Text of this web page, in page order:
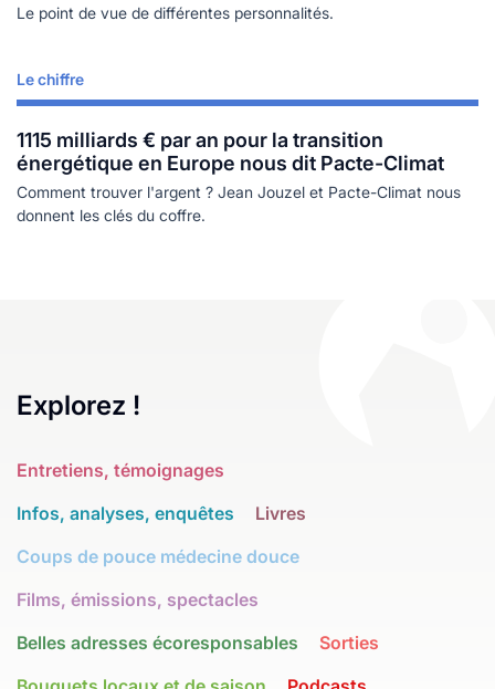
Le point de vue de différentes personnalités.
Le chiffre
1115 milliards € par an pour la transition
énergétique en Europe nous dit Pacte-Climat
Comment trouver l'argent ? Jean Jouzel et Pacte-Climat nous
donnent les clés du coffre.
Lire plus
Explorez !
Entretiens, témoignages
Infos, analyses, enquêtes
Livres
Coups de pouce médecine douce
Films, émissions, spectacles
Belles adresses écoresponsables
Sorties